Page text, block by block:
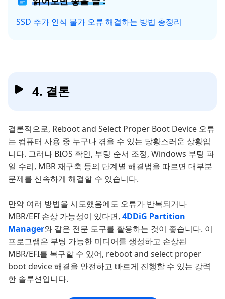
SSD 추가 인식 불가 오류 해결하는 방법 총정리
4. 결론
결론적으로, Reboot and Select Proper Boot Device 오류
는 컴퓨터 사용 중 누구나 겪을 수 있는 당황스러운 상황입
니다. 그러나 BIOS 확인, 부팅 순서 조정, Windows 부팅 파
일 수리, MBR 재구축 등의 단계별 해결법을 따르면 대부분
문제를 신속하게 해결할 수 있습니다.
만약 여러 방법을 시도했음에도 오류가 반복되거나
MBR/EFI 손상 가능성이 있다면, 4DDiG Partition
Manager와 같은 전문 도구를 활용하는 것이 좋습니다. 이
프로그램은 부팅 가능한 미디어를 생성하고 손상된
MBR/EFI를 복구할 수 있어, reboot and select proper
boot device 해결을 안전하고 빠르게 진행할 수 있는 강력
한 솔루션입니다.